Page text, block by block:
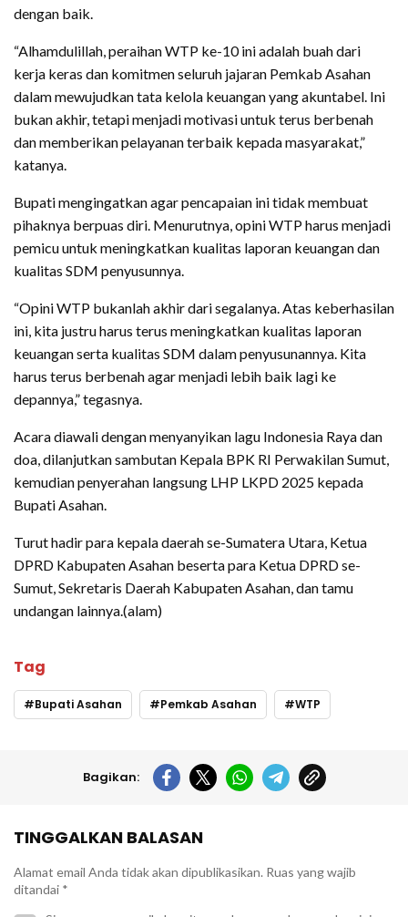
dengan baik.
“Alhamdulillah, peraihan WTP ke-10 ini adalah buah dari
kerja keras dan komitmen seluruh jajaran Pemkab Asahan
dalam mewujudkan tata kelola keuangan yang akuntabel. Ini
bukan akhir, tetapi menjadi motivasi untuk terus berbenah
dan memberikan pelayanan terbaik kepada masyarakat,”
katanya.
Bupati mengingatkan agar pencapaian ini tidak membuat
pihaknya berpuas diri. Menurutnya, opini WTP harus menjadi
pemicu untuk meningkatkan kualitas laporan keuangan dan
kualitas SDM penyusunnya.
“Opini WTP bukanlah akhir dari segalanya. Atas keberhasilan
ini, kita justru harus terus meningkatkan kualitas laporan
keuangan serta kualitas SDM dalam penyusunannya. Kita
harus terus berbenah agar menjadi lebih baik lagi ke
depannya,” tegasnya.
Acara diawali dengan menyanyikan lagu Indonesia Raya dan
doa, dilanjutkan sambutan Kepala BPK RI Perwakilan Sumut,
kemudian penyerahan langsung LHP LKPD 2025 kepada
Bupati Asahan.
Turut hadir para kepala daerah se-Sumatera Utara, Ketua
DPRD Kabupaten Asahan beserta para Ketua DPRD se-
Sumut, Sekretaris Daerah Kabupaten Asahan, dan tamu
undangan lainnya.(alam)
Tag
Bupati Asahan Pemkab Asahan WTP
Bagikan:
TINGGALKAN BALASAN
Alamat email Anda tidak akan dipublikasikan. Ruas yang wajib
ditandai *